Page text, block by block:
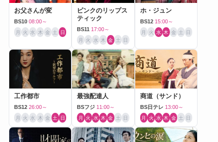
お父さんが変
BS10 08:00～
月 火 水 木 金 土 日
ピンクのリップス
ティック
BS11 17:00～
月 火 水 木 金 土 日
ホ・ジュン
BS12 15:00～
月 火 水 木 金 土 日
工作都市
BS12 26:00～
月 火 水 木 金 土 日
最強配達人
BSフジ 11:00～
月 火 水 木 金 土 日
商道（サンド）
BS日テレ 13:00～
月 火 水 木 金 土 日